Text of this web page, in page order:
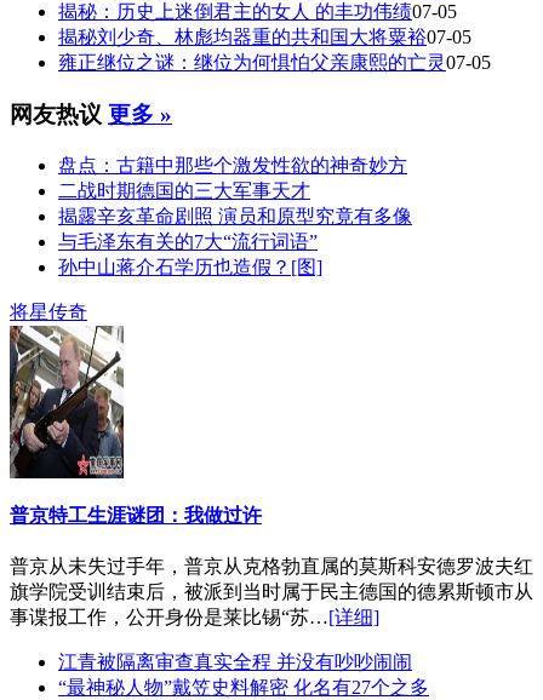
揭秘：历史上迷倒君主的女人 的丰功伟绩07-05
揭秘刘少奇、林彪均器重的共和国大将粟裕07-05
雍正继位之谜：继位为何惧怕父亲康熙的亡灵07-05
网友热议 更多 »
盘点：古籍中那些个激发性欲的神奇妙方
二战时期德国的三大军事天才
揭露辛亥革命剧照 演员和原型究竟有多像
与毛泽东有关的7大“流行词语”
孙中山蒋介石学历也造假？[图]
将星传奇
普京特工生涯谜团：我做过许
普京从未失过手年，普京从克格勃直属的莫斯科安德罗波夫红
旗学院受训结束后，被派到当时属于民主德国的德累斯顿市从
事谍报工作，公开身份是莱比锡“苏…[详细]
江青被隔离审查真实全程 并没有吵吵闹闹
“最神秘人物”戴笠史料解密 化名有27个之多